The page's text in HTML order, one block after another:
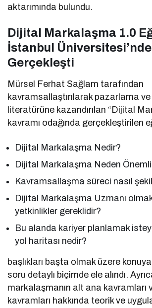
aktarımında bulundu.
Dijital Markalaşma 1.0
İstanbul Üniversitesi’nde
Gerçekleşti
Mürsel Ferhat Sağlam tarafından
kavramsallaştırılarak pazarlama
literatürüne kazandırılan “Dijital
kavramı odağında gerçekleştirilen
Dijital Markalaşma Nedir?
Dijital Markalaşma Neden
Kavramsallaşma süreci nasıl
Dijital Markalaşma Uzmanı
yetkinlikler gereklidir?
Bu alanda kariyer planlamak
yol haritası nedir?
başlıkları başta olmak üzere
soru detaylı biçimde ele alındı.
markalaşmanın alt ana kavramları
kavramları hakkında teorik ve